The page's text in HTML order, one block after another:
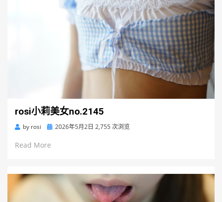
rosi小莉美女no.2145
by rosi
Posted2026年5月2日 2,755 次浏览
Read More